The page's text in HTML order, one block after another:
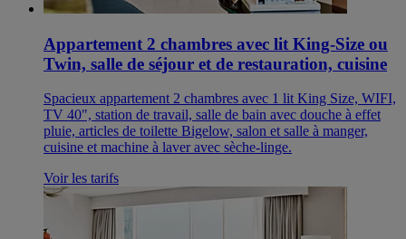
Appartement 2 chambres avec lit King-Size ou
Twin, salle de séjour et de restauration, cuisine
Spacieux appartement 2 chambres avec 1 lit King Size, WIFI,
TV 40", station de travail, salle de bain avec douche à effet
pluie, articles de toilette Bigelow, salon et salle à manger,
cuisine et machine à laver avec sèche-linge.
Voir les tarifs